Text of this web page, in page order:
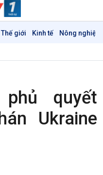
Thế giới Kinh tế Nông nghiệp
quyết
Ukraine